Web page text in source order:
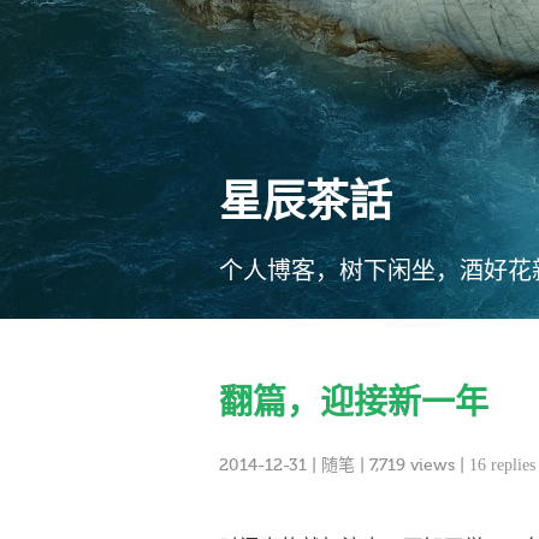
星辰茶話
个人博客，树下闲坐，酒好花
翻篇，迎接新一年
2014-12-31 随笔 | 7,719 views | 16 replies